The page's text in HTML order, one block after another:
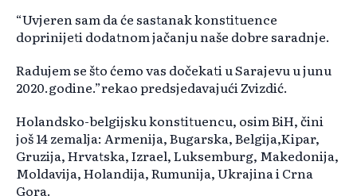
“Uvjeren sam da će sastanak konstituence
doprinijeti dodatnom jačanju naše dobre saradnje.
Radujem se što ćemo vas dočekati u Sarajevu u junu
2020.godine.”rekao predsjedavajući Zvizdić.
Holandsko-belgijsku konstituencu, osim BiH, čini
još 14 zemalja: Armenija, Bugarska, Belgija,Kipar,
Gruzija, Hrvatska, Izrael, Luksemburg, Makedonija,
Moldavija, Holandija, Rumunija, Ukrajina i Crna
Gora.